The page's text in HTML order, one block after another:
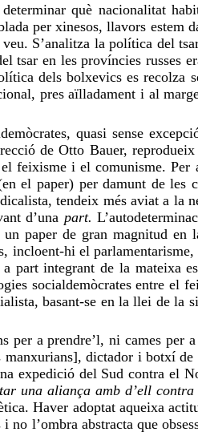
què nacionalitat
per xinesos, llavors estem
S’analitza la política del
tsar en les províncies russes
dels bolxevics es recolza
pres aïlladament i al
quasi sense
de Otto Bauer,
feixisme i el comunisme. Per
el paper) per damunt de les
tendeix més aviat a la
d’una part.
paper de gran magnitud en
hi el parlamentarisme,
part integrant de la mateixa
socialdemòcrates entre el
basant-se en la llei de la
per a prendre’l, ni cames per
manxurians], dictador i botxí de
expedició del Sud contra el
una aliança amb d’ell
Haver adoptat aqueixa
l’ombra abstracta que